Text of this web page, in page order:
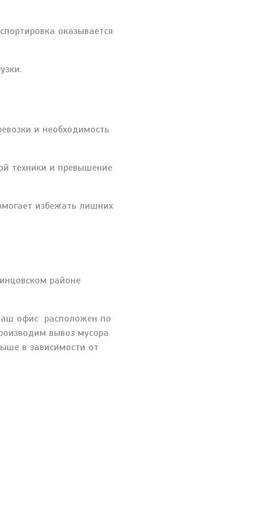
оказывается
и необходимость
техники и превышение
избежать лишних
районе
офис расположен по
вывоз мусора
в зависимости от